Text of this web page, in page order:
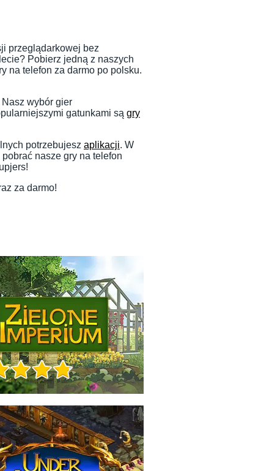
przeglądarkowej bez
Pobierz jedną z naszych
na telefon za darmo po polsku.
wybór gier
gatunkami są gry
potrzebujesz aplikacji. W
nasze gry na telefon
za darmo!